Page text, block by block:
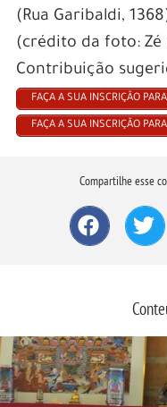
(Rua Garibaldi,
(crédito da foto: Zé
Contribuição
FAÇA A SUA INSCRIÇÃO
FAÇA A SUA INSCRIÇÃO
Compartilhe esse